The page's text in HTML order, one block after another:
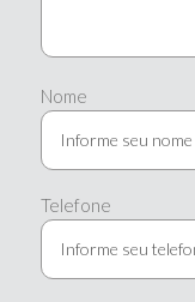
Nome
Telefone